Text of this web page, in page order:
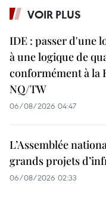
VOIR PLUS
IDE : passer d'une
à une logique de
conformément à la
NQ/TW
06/08/2026 04:47
L’Assemblée
grands projets
06/08/2026 02:33